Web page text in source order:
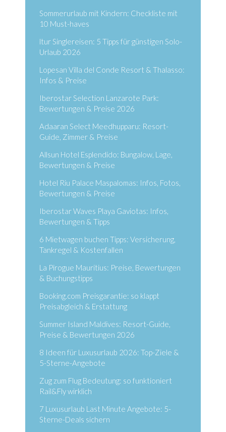
Sommerurlaub mit Kindern: Checkliste mit
10 Must-haves
ltur Singlereisen: 5 Tipps für günstigen Solo-
Urlaub 2026
Lopesan Villa del Conde Resort & Thalasso:
Infos & Preise
Iberostar Selection Lanzarote Park:
Bewertungen & Preise 2026
Adaaran Select Meedhupparu: Resort-
Guide, Zimmer & Preise
Allsun Hotel Esplendido: Bungalow, Lage,
Bewertungen & Preise
Hotel Riu Palace Maspalomas: Infos, Fotos,
Bewertungen & Preise
Iberostar Waves Playa Gaviotas: Infos,
Bewertungen & Tipps
6 Mietwagen buchen Tipps: Versicherung,
Tankregel & Kostenfallen
La Pirogue Mauritius: Preise, Bewertungen
& Buchungstipps
Booking.com Preisgarantie: so klappt
Preisabgleich & Erstattung
Summer Island Maldives: Resort-Guide,
Preise & Bewertungen 2026
8 Ideen für Luxusurlaub 2026: Top-Ziele &
5-Sterne-Angebote
Zug zum Flug Bedeutung: so funktioniert
Rail&Fly wirklich
7 Luxusurlaub Last Minute Angebote: 5-
Sterne-Deals sichern